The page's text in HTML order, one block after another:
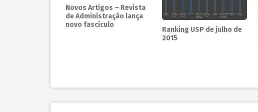
Novos Artigos – Revista
de Administração lança
novo fascículo
Ranking USP de julho de
2015